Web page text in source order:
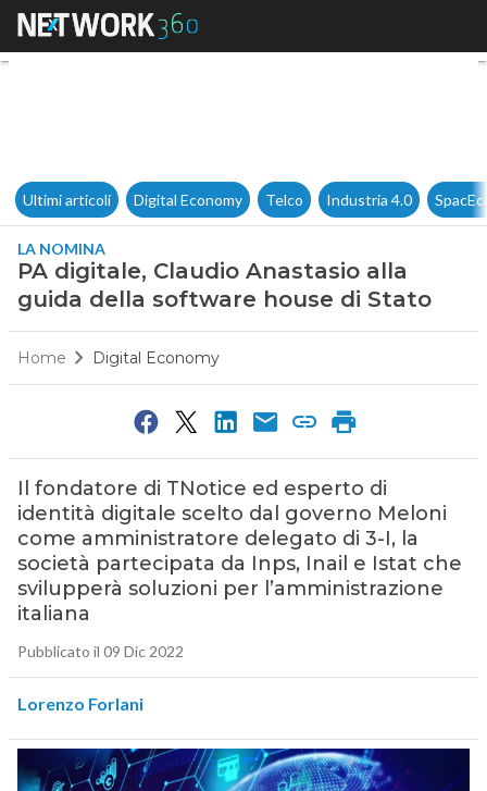
PA digitale, Claudio
Ultimi articoli Digital Economy Telco Industria 4.0
LA NOMINA
PA digitale, Claudio Anastasio alla
guida della software house di Stato
Home Digital Economy
Il fondatore di TNotice ed esperto di
identità digitale scelto dal governo Meloni
come amministratore delegato di 3-I, la
società partecipata da Inps, Inail e Istat che
svilupperà soluzioni per l’amministrazione
italiana
Pubblicato il 09 Dic 2022
Lorenzo Forlani